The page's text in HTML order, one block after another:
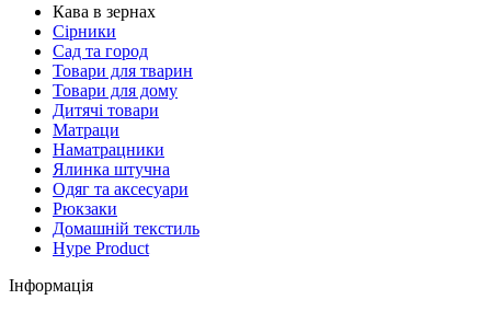
Кава в зернах
Сірники
Сад та город
Товари для тварин
Товари для дому
Дитячі товари
Матраци
Наматрацники
Ялинка штучна
Одяг та аксесуари
Рюкзаки
Домашній текстиль
Hype Product
Інформація